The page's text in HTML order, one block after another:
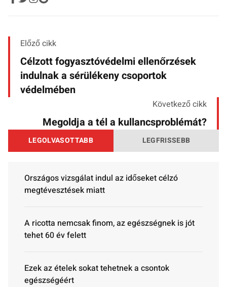
Előző cikk
Célzott fogyasztóvédelmi ellenőrzések
indulnak a sérülékeny csoportok
védelmében
Következő cikk
Megoldja a tél a kullancsproblémát?
LEGOLVASOTTABB LEGFRISSEBB
Országos vizsgálat indul az időseket célzó
megtévesztések miatt
A ricotta nemcsak finom, az egészségnek is jót
tehet 60 év felett
Ezek az ételek sokat tehetnek a csontok
egészségéért